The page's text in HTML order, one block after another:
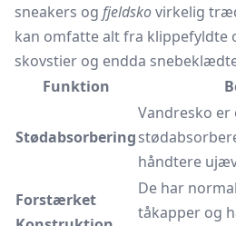
sneakers og fjeldskovirkelig
kan omfatte alt fra klippefyldte
skovstier og endda
Funktion
Stødabsorbering
Vandresko
håndtere
Forstærket
De har
tåkapper og